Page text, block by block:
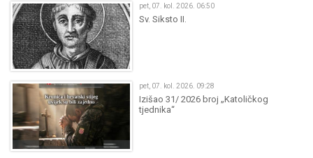
pet, 07. kol. 2026. 06:50
Sv. Siksto II.
pet, 07. kol. 2026. 09:28
Izišao 31/ 2026 broj „Katoličkog
tjednika“